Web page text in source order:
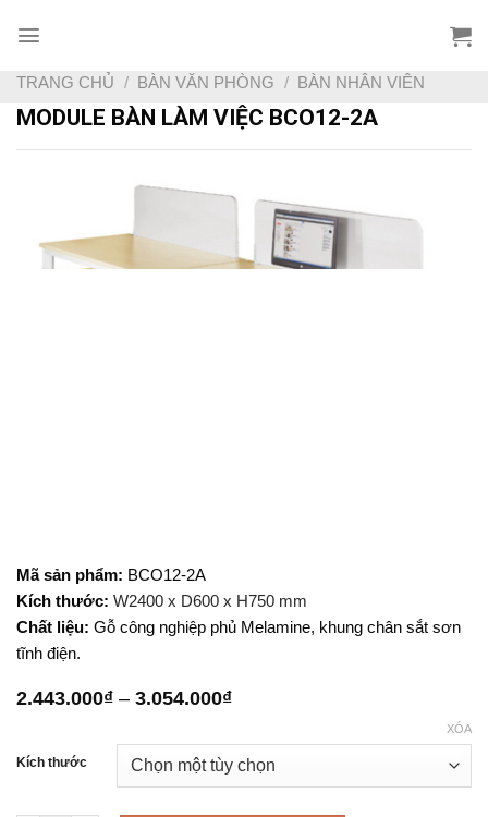
TRANG CHỦ / BÀN VĂN PHÒNG / BÀN NHÂN VIÊN
MODULE BÀN LÀM VIỆC BCO12-2A
Mã sản phẩm: BCO12-2A
Kích thước: W2400 x D600 x H750 mm
Chất liệu: Gỗ công nghiệp phủ Melamine, khung chân sắt sơn
tĩnh điện.
2.443.000₫ – 3.054.000₫Khoảng
2.443.000₫
đến
3.054.000₫
Kích thước
XÓA